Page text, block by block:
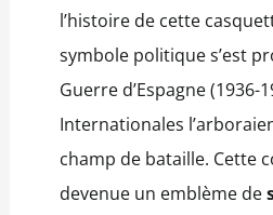
l’histoire de cette
symbole politique s’est
Guerre d’Espagne (1936-
Internationales
champ de bataille. Cette
devenue un emblème de